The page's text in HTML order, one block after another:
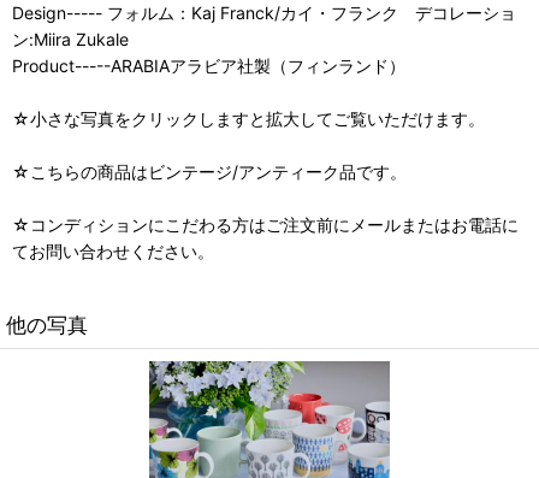
Design----- フォルム：Kaj Franck/カイ・フランク デコレーショ
ン:Miira Zukale
Product-----ARABIAアラビア社製（フィンランド）
☆小さな写真をクリックしますと拡大してご覧いただけます。
☆こちらの商品はビンテージ/アンティーク品です。
☆コンディションにこだわる方はご注文前にメールまたはお電話に
てお問い合わせください。
他の写真